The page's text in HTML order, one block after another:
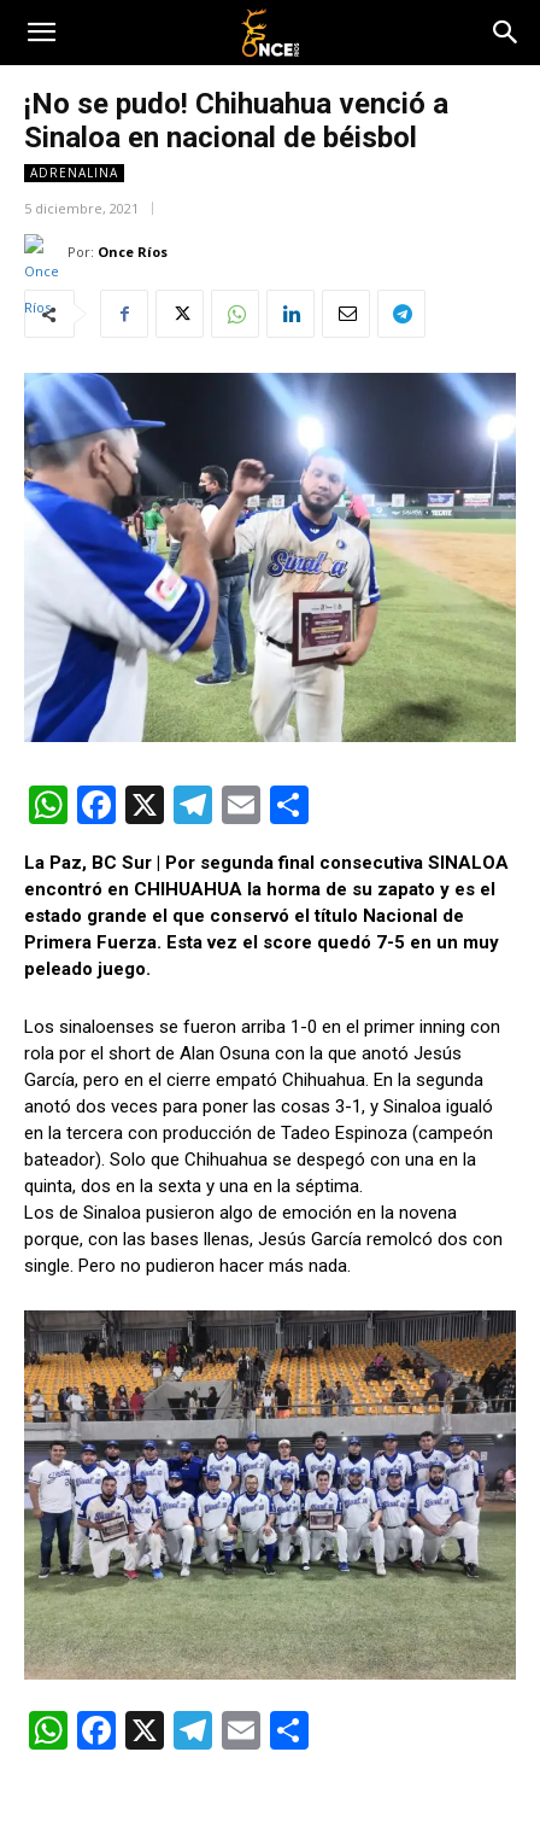
¡No se pudo! Chihuahua venció a
Sinaloa en nacional de béisbol
ADRENALINA
5 diciembre, 2021
Por: Once Ríos
W
at
s
A
p
F
a
ce
b
o
k
X
T
e
gr
a
E
m
ail
o
m
p
ar
La Paz, BC Sur | Por segunda final consecutiva SINALOA
encontró en CHIHUAHUA la horma de su zapato y es el
estado grande el que conservó el título Nacional de
Primera Fuerza. Esta vez el score quedó 7-5 en un muy
peleado juego.
Los sinaloenses se fueron arriba 1-0 en el primer inning con
rola por el short de Alan Osuna con la que anotó Jesús
García, pero en el cierre empató Chihuahua. En la segunda
anotó dos veces para poner las cosas 3-1, y Sinaloa igualó
en la tercera con producción de Tadeo Espinoza (campeón
bateador). Solo que Chihuahua se despegó con una en la
quinta, dos en la sexta y una en la séptima.
Los de Sinaloa pusieron algo de emoción en la novena
porque, con las bases llenas, Jesús García remolcó dos con
single. Pero no pudieron hacer más nada.
W F
X
T
E